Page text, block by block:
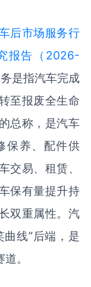
后市场服务行
报告（2026-
是指汽车完成
至报废全生命
总称，是汽车
保养、配件供
交易、租赁、
保有量提升持
双重属性。汽
线”后端，是
。